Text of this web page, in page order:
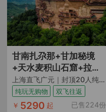
甘南扎尕那+甘加秘境
+天水麦积山石窟+拉卜
楞寺+米拉日巴佛阁+若
尔盖花湖+黄河九曲第一
湾+陇南官鹅沟8日7晚跟
上海直飞广元｜封顶20人纯玩团｜全程横排2+1座保姆车｜含14顿餐｜6晚网评4钻+1晚网评5钻酒店
纯玩无购物 双飞往返
￥ 5290 起 已售224份